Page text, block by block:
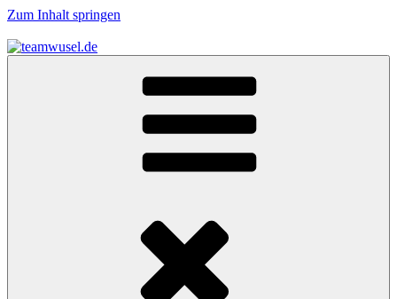
Zum Inhalt springen